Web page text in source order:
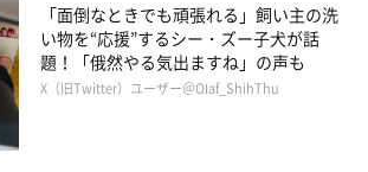
「面倒なときでも頑張れる」飼い主の洗
い物を“応援”するシー・ズー子犬が話
題！「俄然やる気出ますね」の声も
X（旧Twitter）ユーザー＠Olaf_ShihThu